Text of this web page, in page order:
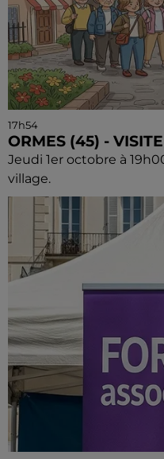
17h54
ORMES (45) -
Jeudi 1er octobre à
village.